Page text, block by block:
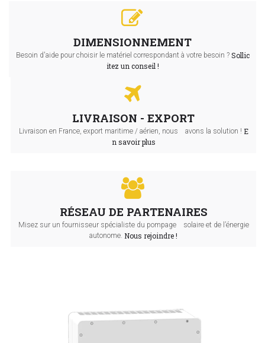
DIMENSIONNEMENT
Besoin d'aide pour choisir le matériel correspondant à votre besoin ? Sollic
itez un conseil !
LIVRAISON - EXPORT
Livraison en France, export maritime / aérien, nous avons la solution ! E
n savoir plus
RÉSEAU DE PARTENAIRES
Misez sur un fournisseur spécialiste du pompage solaire et de l’énergie
autonome. Nous rejoindre !